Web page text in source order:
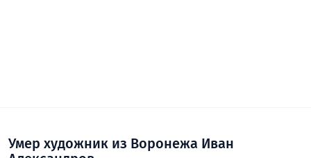
Умер художник из Воронежа Иван